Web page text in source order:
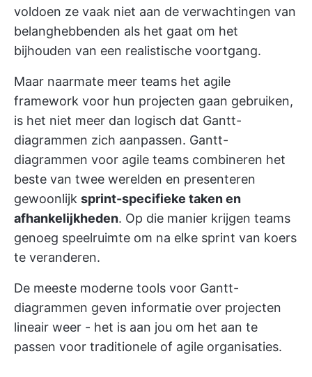
voldoen ze vaak niet aan de verwachtingen van
belanghebbenden als het gaat om het
bijhouden van een realistische voortgang.
Maar naarmate meer teams het agile
framework voor hun projecten gaan gebruiken,
is het niet meer dan logisch dat Gantt-
diagrammen zich aanpassen. Gantt-
diagrammen voor agile teams combineren het
beste van twee werelden en presenteren
gewoonlijk sprint-specifieke taken en
afhankelijkheden. Op die manier krijgen teams
genoeg speelruimte om na elke sprint van koers
te veranderen.
De meeste moderne tools voor Gantt-
diagrammen geven informatie over projecten
lineair weer - het is aan jou om het aan te
passen voor traditionele of agile organisaties.